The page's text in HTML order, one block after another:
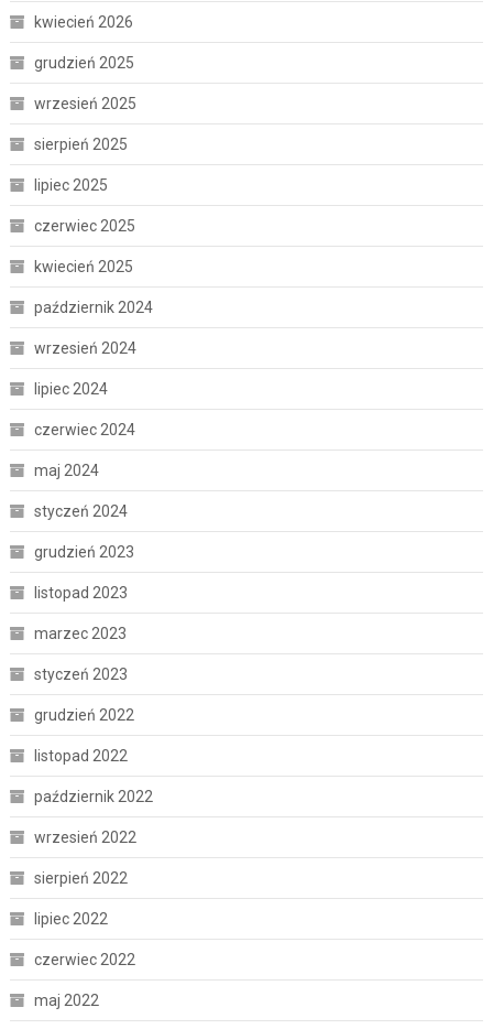
kwiecień 2026
grudzień 2025
wrzesień 2025
sierpień 2025
lipiec 2025
czerwiec 2025
kwiecień 2025
październik 2024
wrzesień 2024
lipiec 2024
czerwiec 2024
maj 2024
styczeń 2024
grudzień 2023
listopad 2023
marzec 2023
styczeń 2023
grudzień 2022
listopad 2022
październik 2022
wrzesień 2022
sierpień 2022
lipiec 2022
czerwiec 2022
maj 2022